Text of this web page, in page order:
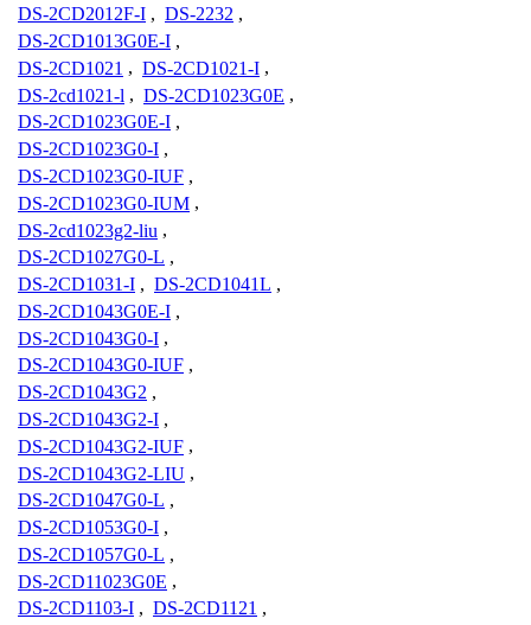
DS-2CD2012F-I , DS-2232 ,
DS-2CD1013G0E-I ,
DS-2CD1021 , DS-2CD1021-I ,
DS-2cd1021-l , DS-2CD1023G0E ,
DS-2CD1023G0E-I ,
DS-2CD1023G0-I ,
DS-2CD1023G0-IUF ,
DS-2CD1023G0-IUM ,
DS-2cd1023g2-liu ,
DS-2CD1027G0-L ,
DS-2CD1031-I , DS-2CD1041L ,
DS-2CD1043G0E-I ,
DS-2CD1043G0-I ,
DS-2CD1043G0-IUF ,
DS-2CD1043G2 ,
DS-2CD1043G2-I ,
DS-2CD1043G2-IUF ,
DS-2CD1043G2-LIU ,
DS-2CD1047G0-L ,
DS-2CD1053G0-I ,
DS-2CD1057G0-L ,
DS-2CD11023G0E ,
DS-2CD1103-I , DS-2CD1121 ,